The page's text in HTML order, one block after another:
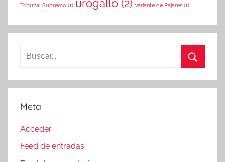
Tribunal Supremo (1) urogallo (2) Variante de Pajares (1)
Buscar:
Meta
Acceder
Feed de entradas